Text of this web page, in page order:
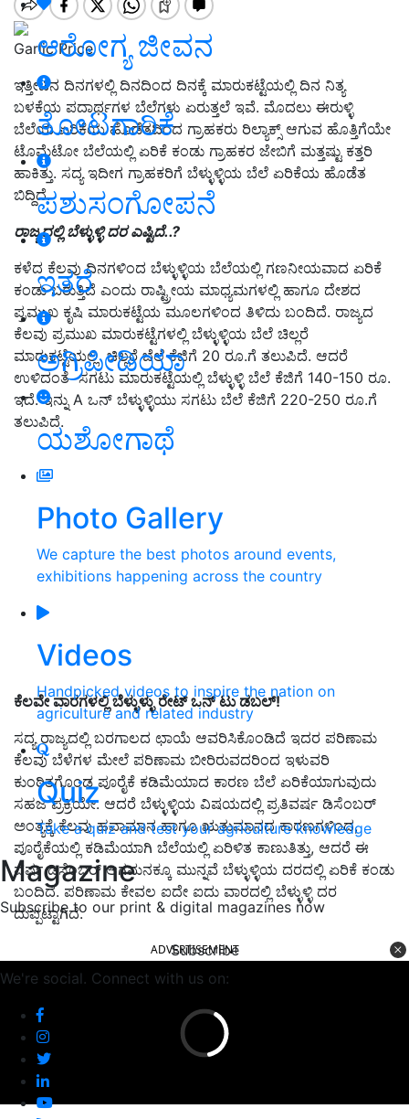
ಆರೋಗ್ಯ ಜೀವನ
ತೋಟಗಾರಿಕೆ
ಪಶುಸಂಗೋಪನೆ
ಇತರೆ
ಅಗ್ರಿಪೀಡಿಯಾ
ಯಶೋಗಾಥೆ
Photo Gallery
We capture the best photos around events,
exhibitions happening across the country
Videos
Handpicked videos to inspire the nation on
agriculture and related industry
Quiz
Take a quiz and test your agriculture knowledge
Magazine
Subscribe to our print & digital magazines now
Subscribe
We're social. Connect with us on:
Garlic Price
ಇತ್ತೀಚಿನ ದಿನಗಳಲ್ಲಿ ದಿನದಿಂದ ದಿನಕ್ಕೆ ಮಾರುಕಟ್ಟೆಯಲ್ಲಿ ದಿನ ನಿತ್ಯ
ಬಳಕೆಯ ಪದಾರ್ಥಗಳ ಬೆಲೆಗಳು ಏರುತ್ತಲೆ ಇವೆ. ಮೊದಲು ಈರುಳ್ಳಿ
ಬೆಲೆಯ ಏರಿಕೆಯ ಹೊಡೆತದಿಂದ ಗ್ರಾಹಕರು ರಿಲ್ಯಾಕ್ಸ್‌ ಆಗುವ ಹೊತ್ತಿಗೆಯೇ
ಟೊಮೆಟೋ ಬೆಲೆಯಲ್ಲಿ ಏರಿಕೆ ಕಂಡು ಗ್ರಾಹಕರ ಜೇಬಿಗೆ ಮತ್ತಷ್ಟು ಕತ್ತರಿ
ಹಾಕಿತ್ತು. ಸದ್ಯ ಇದೀಗ ಗ್ರಾಹಕರಿಗೆ ಬೆಳ್ಳುಳ್ಳಿಯ ಬೆಲೆ ಏರಿಕೆಯ ಹೊಡೆತ
ಬಿದ್ದಿದೆ.
ರಾಜ್ಯದಲ್ಲಿ ಬೆಳ್ಳುಳ್ಳಿ ದರ ಎಷ್ಟಿದೆ..?
ಕಳೆದ ಕೆಲವು ದಿನಗಳಿಂದ ಬೆಳ್ಳುಳ್ಳಿಯ ಬೆಲೆಯಲ್ಲಿ ಗಣನೀಯವಾದ ಏರಿಕೆ
ಕಂಡು ಬರುತ್ತಿದೆ ಎಂದು ರಾಷ್ಟ್ರೀಯ ಮಾಧ್ಯಮಗಳಲ್ಲಿ ಹಾಗೂ ದೇಶದ
ಪ್ರಮುಖ ಕೃಷಿ ಮಾರುಕಟ್ಟೆಯ ಮೂಲಗಳಿಂದ ತಿಳಿದು ಬಂದಿದೆ. ರಾಜ್ಯದ
ಕೆಲವು ಪ್ರಮುಖ ಮಾರುಕಟ್ಟೆಗಳಲ್ಲಿ ಬೆಳ್ಳುಳ್ಳಿಯ ಬೆಲೆ ಚಿಲ್ಲರೆ
ಮಾರುಕಟ್ಟೆಯಲ್ಲಿ ಚಿಲ್ಲರೆ ಬೆಲೆ ಕೆಜಿಗೆ 20 ರೂ.ಗೆ ತಲುಪಿದೆ. ಆದರೆ
ಉಳಿದಂತೆ ಸಗಟು ಮಾರುಕಟ್ಟೆಯಲ್ಲಿ ಬೆಳ್ಳುಳ್ಳಿ ಬೆಲೆ ಕೆಜಿಗೆ 140-150 ರೂ.
ಇದೆ. ಇನ್ನು A ಒನ್‌ ಬೆಳ್ಳುಳ್ಳಿಯು ಸಗಟು ಬೆಲೆ ಕೆಜಿಗೆ 220-250 ರೂ.ಗೆ
ತಲುಪಿದೆ.
ಕೆಲವೇ ವಾರಗಳಲ್ಲಿ ಬೆಳ್ಳುಳ್ಳು ರೇಟ್‌ ಒನ್‌ ಟು ಡಬಲ್‌!
ಸದ್ಯ ರಾಜ್ಯದಲ್ಲಿ ಬರಗಾಲದ ಛಾಯೆ ಆವರಿಸಿಕೊಂಡಿದೆ ಇದರ ಪರಿಣಾಮ
ಕೆಲವು ಬೆಳೆಗಳ ಮೇಲೆ ಪರಿಣಾಮ ಬೀರಿರುವದರಿಂದ ಇಳುವರಿ
ಕುಂಠಿತಗೊಂಡ ಪೂರೈಕೆ ಕಡಿಮೆಯಾದ ಕಾರಣ ಬೆಲೆ ಏರಿಕೆಯಾಗುವುದು
ಸಹಜ ಪ್ರಕ್ರಿಯೇ. ಆದರೆ ಬೆಳ್ಳುಳ್ಳಿಯ ವಿಷಯದಲ್ಲಿ ಪ್ರತಿವರ್ಷ ಡಿಸೆಂಬರ್‌
ಅಂತ್ಯಕ್ಕೆ ಕೆಲವು ಹವಾಮಾನ ಹಾಗೂ ಋತುಮಾನದ ಕಾರಣಗಳಿಂದ,
ಪೂರೈಕೆಯಲ್ಲಿ ಕಡಿಮೆಯಾಗಿ ಬೆಲೆಯಲ್ಲಿ ಏರಿಳಿತ ಕಾಣುತಿತ್ತು, ಆದರೆ ಈ
ವರ್ಷ ಡಿಸೆಂಬರ್‌ ಆಗಮನಕ್ಕೂ ಮುನ್ನವೆ ಬೆಳ್ಳುಳ್ಳಿಯ ದರದಲ್ಲಿ ಏರಿಕೆ ಕಂಡು
ಬಂದಿದೆ. ಪರಿಣಾಮ ಕೇವಲ ಐದೇ ಐದು ವಾರದಲ್ಲಿ ಬೆಳ್ಳುಳ್ಳಿ ದರ
ದುಪ್ಪಟ್ಟಾಗಿದೆ.
ADVERTISEMENT